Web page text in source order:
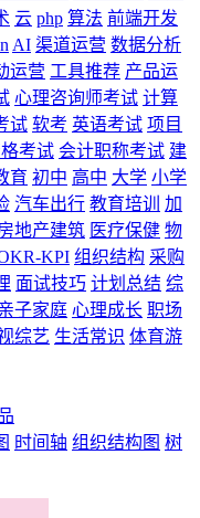
云 php 算法 前端开发
AI 渠道运营 数据分析
运营 工具推荐 产品运
心理咨询师考试 计算
试 软考 英语考试 项目
考试 会计职称考试 建
育 初中 高中 大学 小学
汽车出行 教育培训
加
地产建筑 医疗保健 物
KPI 组织结构 采购
面试技巧 计划总结 综
子家庭 心理成长 职场
综艺 生活常识 体育游
时间轴 组织结构图 树